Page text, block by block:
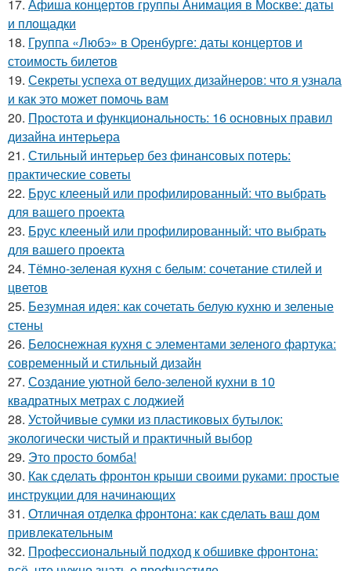
17. Афиша концертов группы Анимация в Москве: даты
и площадки
18. Группа «Любэ» в Оренбурге: даты концертов и
стоимость билетов
19. Секреты успеха от ведущих дизайнеров: что я узнала
и как это может помочь вам
20. Простота и функциональность: 16 основных правил
дизайна интерьера
21. Стильный интерьер без финансовых потерь:
практические советы
22. Брус клееный или профилированный: что выбрать
для вашего проекта
23. Брус клееный или профилированный: что выбрать
для вашего проекта
24. Тёмно-зеленая кухня с белым: сочетание стилей и
цветов
25. Безумная идея: как сочетать белую кухню и зеленые
стены
26. Белоснежная кухня с элементами зеленого фартука:
современный и стильный дизайн
27. Создание уютной бело-зеленой кухни в 10
квадратных метрах с лоджией
28. Устойчивые сумки из пластиковых бутылок:
экологически чистый и практичный выбор
29. Это просто бомба!
30. Как сделать фронтон крыши своими руками: простые
инструкции для начинающих
31. Отличная отделка фронтона: как сделать ваш дом
привлекательным
32. Профессиональный подход к обшивке фронтона: